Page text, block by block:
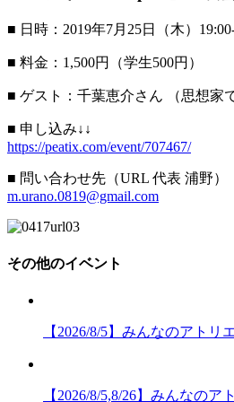
■ 日時：2019年7月25日（木）
■ 料金：1,500円（学生500円）
■ ゲスト：千葉恵介さん （思想家
■ 申し込み↓↓
https://peatix.com/event/707467/
■ 問い合わせ先（URL 代表 浦野）
m.urano.0819@gmail.com
その他のイベント
【2026/8/5】みんなのアトリ
【2026/8/5,8/26】みんなの